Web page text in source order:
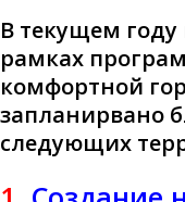
В текущем году
рамках
комфортной
запланирвано
следующих